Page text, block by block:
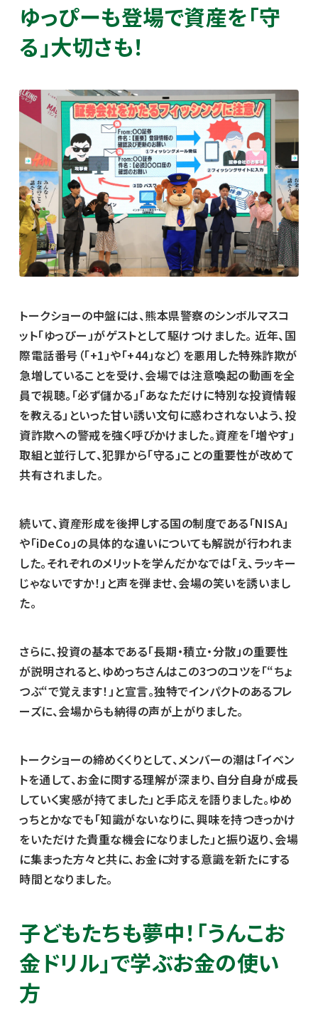
ゆっぴーも登場で資産を「守
る」大切さも！
トークショーの中盤には、熊本県警察のシンボルマスコ
ット「ゆっぴー」がゲストとして駆けつけました。 近年、国
際電話番号（「+1」や「+44」など）を悪用した特殊詐欺が
急増していることを受け、会場では注意喚起の動画を全
員で視聴。「必ず儲かる」「あなただけに特別な投資情報
を教える」といった甘い誘い文句に惑わされないよう、投
資詐欺への警戒を強く呼びかけました。資産を「増やす」
取組と並行して、犯罪から「守る」ことの重要性が改めて
共有されました。
続いて、資産形成を後押しする国の制度である「NISA」
や「iDeCo」の具体的な違いについても解説が行われま
した。それぞれのメリットを学んだかなでは「え、ラッキー
じゃないですか！」と声を弾ませ、会場の笑いを誘いまし
た。
さらに、投資の基本である「長期・積立・分散」の重要性
が説明されると、ゆめっちさんはこの3つのコツを「“ちょ
つぶ“で覚えます！」と宣言。独特でインパクトのあるフレ
ーズに、会場からも納得の声が上がりました。
トークショーの締めくくりとして、メンバーの潮は「イベン
トを通して、お金に関する理解が深まり、自分自身が成長
していく実感が持てました」と手応えを語りました。ゆめ
っちとかなでも「知識がないなりに、興味を持つきっかけ
をいただけた貴重な機会になりました」と振り返り、会場
に集まった方々と共に、お金に対する意識を新たにする
時間となりました。
子どもたちも夢中！「うんこお
金ドリル」で学ぶお金の使い
方